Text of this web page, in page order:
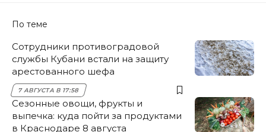
По теме
Сотрудники противоградовой
службы Кубани встали на защиту
арестованного шефа
7 АВГУСТА В 17:58
Сезонные овощи, фрукты и
выпечка: куда пойти за продуктами
в Краснодаре 8 августа